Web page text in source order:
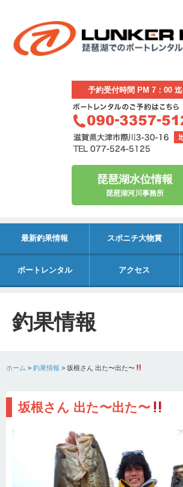
予約受付時間 PM 7：00 迄
琵琶湖水位情報
琵琶湖河川事務所
最新釣果情報 スポニチ大物賞
ボートレンタル アクセス
釣果情報
ホーム > 釣果情報 > 坂根さん 出た〜出た〜
坂根さん 出た〜出た〜